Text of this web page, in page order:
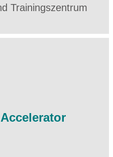
Trainingszentrum